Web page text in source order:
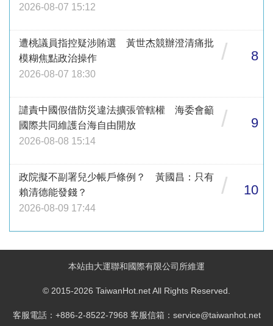
2026-08-07 15:12
遭桃議員指控疑涉賄選 黃世杰競辦澄清痛批
模糊焦點政治操作
2026-08-07 18:30
/ 8
譴責中國假借防災違法擴張管轄權 海委會籲
國際共同維護台海自由開放
2026-08-08 15:14
/ 9
政院擬不副署兒少帳戶條例？ 黃國昌：只有
賴清德能發錢？
2026-08-09 17:44
/ 10
本站由大運聯和國際有限公司所維運
© 2015-2026 TaiwanHot.net All Rights Reserved.
客服電話：+886-2-8522-7968 客服信箱：service@taiwanhot.net